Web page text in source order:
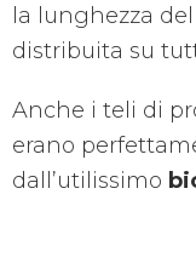
la lunghezza
distribuita su
Anche i teli di
erano
dall’utilissimo